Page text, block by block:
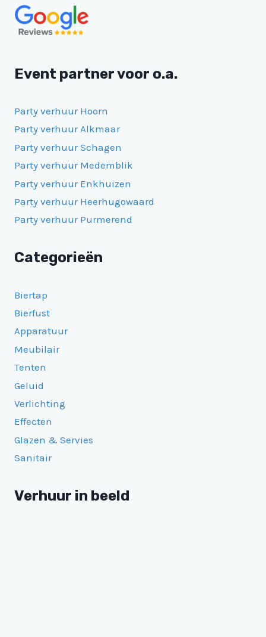
Event partner voor o.a.
Party verhuur Hoorn
Party verhuur Alkmaar
Party verhuur Schagen
Party verhuur Medemblik
Party verhuur Enkhuizen
Party verhuur Heerhugowaard
Party verhuur Purmerend
Categorieën
Biertap
Bierfust
Apparatuur
Meubilair
Tenten
Geluid
Verlichting
Effecten
Glazen & Servies
Sanitair
Verhuur in beeld